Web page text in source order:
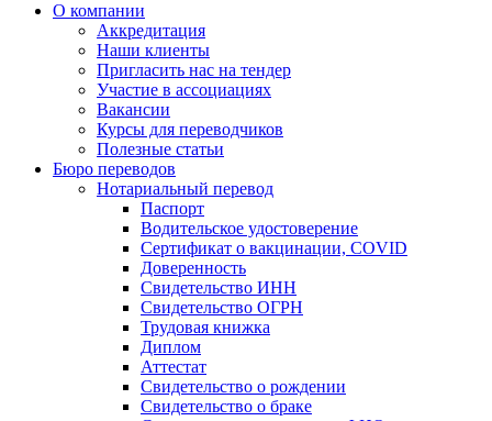
О компании
Аккредитация
Наши клиенты
Пригласить нас на тендер
Участие в ассоциациях
Вакансии
Курсы для переводчиков
Полезные статьи
Бюро переводов
Нотариальный перевод
Паспорт
Водительское удостоверение
Сертификат о вакцинации, COVID
Доверенность
Свидетельство ИНН
Свидетельство ОГРН
Трудовая книжка
Диплом
Аттестат
Свидетельство о рождении
Свидетельство о браке